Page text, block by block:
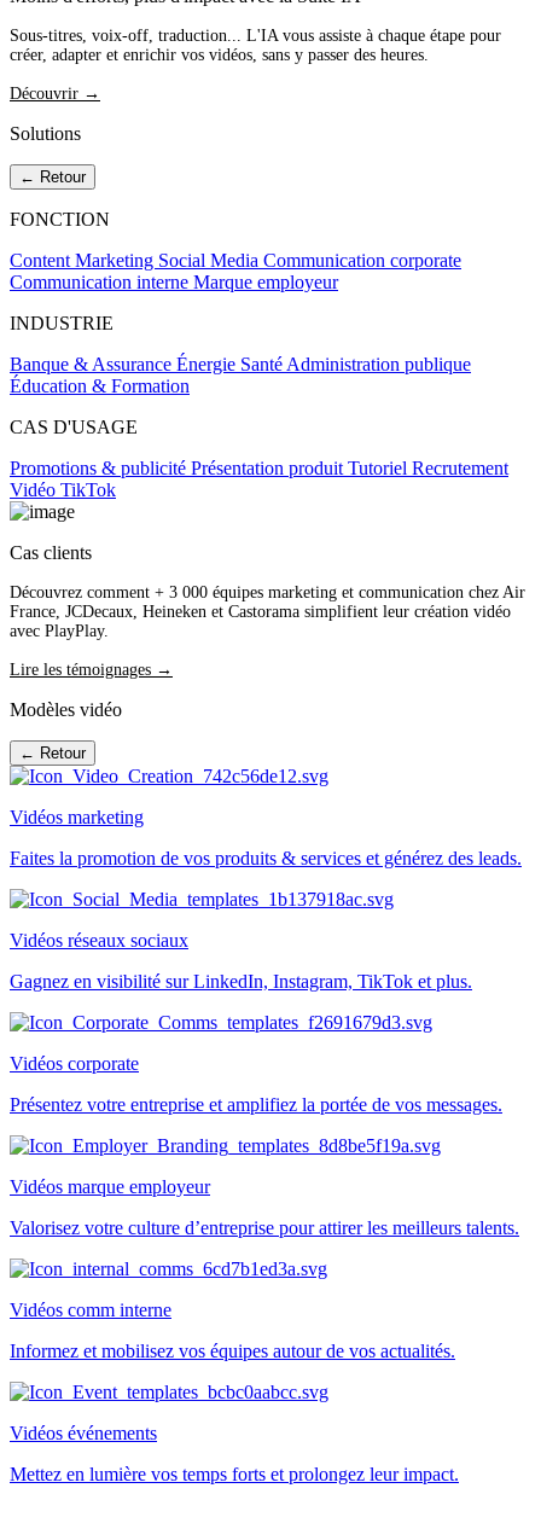
Sous-titres, voix-off, traduction... L'IA vous assiste à chaque étape pour
créer, adapter et enrichir vos vidéos, sans y passer des heures.
Découvrir →
Solutions
← Retour
FONCTION
Content Marketing Social Media Communication corporate
Communication interne Marque employeur
INDUSTRIE
Banque & Assurance Énergie Santé Administration publique
Éducation & Formation
CAS D'USAGE
Promotions & publicité Présentation produit Tutoriel Recrutement
Vidéo TikTok
Cas clients
Découvrez comment + 3 000 équipes marketing et communication chez Air
France, JCDecaux, Heineken et Castorama simplifient leur création vidéo
avec PlayPlay.
Lire les témoignages →
Modèles vidéo
← Retour
Vidéos marketing
Faites la promotion de vos produits & services et générez des leads.
Vidéos réseaux sociaux
Gagnez en visibilité sur LinkedIn, Instagram, TikTok et plus.
Vidéos corporate
Présentez votre entreprise et amplifiez la portée de vos messages.
Vidéos marque employeur
Valorisez votre culture d’entreprise pour attirer les meilleurs talents.
Vidéos comm interne
Informez et mobilisez vos équipes autour de vos actualités.
Vidéos événements
Mettez en lumière vos temps forts et prolongez leur impact.